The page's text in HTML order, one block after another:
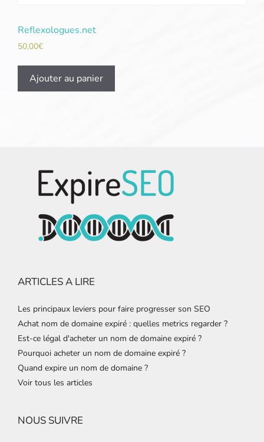
Reflexologues.net
50,00€
Ajouter au panier
ARTICLES A LIRE
Les principaux leviers pour faire progresser son SEO
Achat nom de domaine expiré : quelles metrics regarder ?
Est-ce légal d'acheter un nom de domaine expiré ?
Pourquoi acheter un nom de domaine expiré ?
Quand expire un nom de domaine ?
Voir tous les articles
NOUS SUIVRE